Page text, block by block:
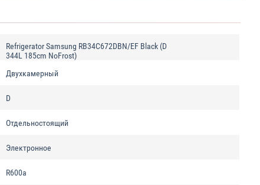
Refrigerator Samsung RB34C672DBN/EF Black (D
344L 185cm NoFrost)
Двухкамерный
D
Отдельностоящий
Электронное
R600a